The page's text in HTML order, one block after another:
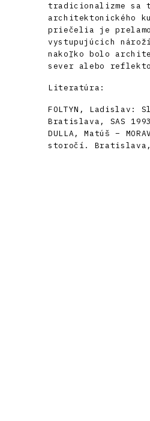
tradicionalizme sa
architektonického
priečelia je
vystupujúcich
nakoľko bolo
sever alebo
Literatúra:
FOLTYN, Ladislav:
Bratislava, SAS
DULLA, Matúš –
storočí.